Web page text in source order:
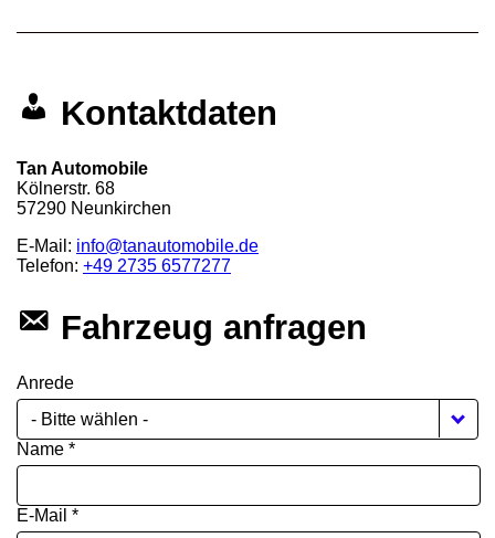
Kontaktdaten
Tan Automobile
Kölnerstr. 68
57290 Neunkirchen
E-Mail: info@tanautomobile.de
Telefon: +49 2735 6577277
Fahrzeug anfragen
Anrede
- Bitte wählen -
Name *
E-Mail *